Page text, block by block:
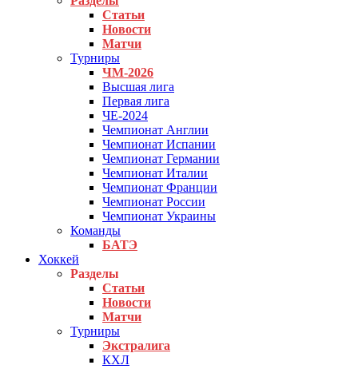
Статьи
Новости
Матчи
Турниры
ЧМ-2026
Высшая лига
Первая лига
ЧЕ-2024
Чемпионат Англии
Чемпионат Испании
Чемпионат Германии
Чемпионат Италии
Чемпионат Франции
Чемпионат России
Чемпионат Украины
Команды
БАТЭ
Хоккей
Разделы
Статьи
Новости
Матчи
Турниры
Экстралига
КХЛ